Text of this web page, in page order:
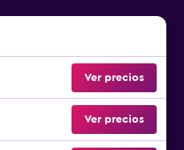
Ver precios
Ver precios